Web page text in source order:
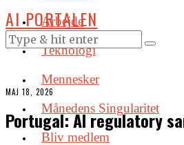
Arbejde
Teknologi
Mennesker
Månedens Singularitet
Bliv medlem
AI PORTALEN
MAJ 18, 2026
Portugal: AI regulatory